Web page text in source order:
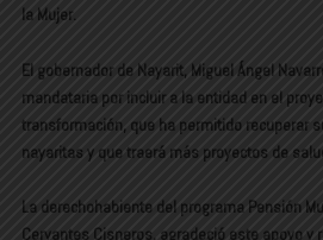
la Mujer.
El gobernador de Nayarit, Miguel Ángel
mandataria por incluir a la entidad en el
transformación, que ha permitido recuperar
nayaritas y que traerá más proyectos de
La derechohabiente del programa Pensión
Cervantes Cisneros, agradeció este apoyo y